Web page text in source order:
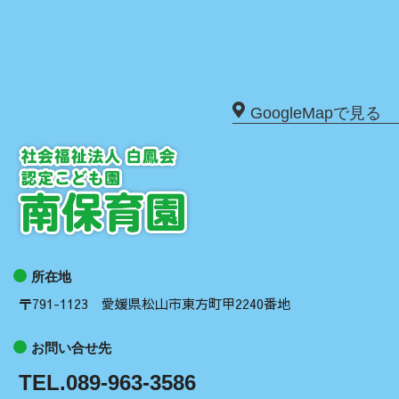
GoogleMapで見る
所在地
〒791-1123 愛媛県松山市東方町甲2240番地
お問い合せ先
TEL.089-963-3586